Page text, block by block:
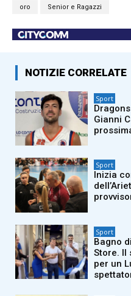
oro Senior e Ragazzi
NOTIZIE CORRELATE
Sport
Gianni
Sport
Inizia
Sport
Bagno
Store. Il
per un